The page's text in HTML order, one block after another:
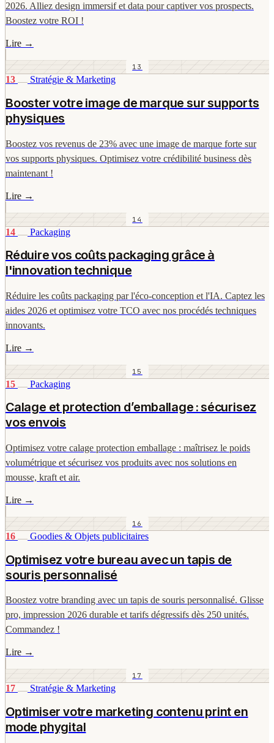
2026. Alliez design immersif et data pour captiver vos prospects.
Boostez votre ROI !
Lire →
13
13 Stratégie & Marketing
Booster votre image de marque sur supports
physiques
Boostez vos revenus de 23% avec une image de marque forte sur
vos supports physiques. Optimisez votre crédibilité business dès
maintenant !
Lire →
14
14 Packaging
Réduire vos coûts packaging grâce à
l'innovation technique
Réduire les coûts packaging par l'éco-conception et l'IA. Captez les
aides 2026 et optimisez votre TCO avec nos procédés techniques
innovants.
Lire →
15
15 Packaging
Calage et protection d’emballage : sécurisez
vos envois
Optimisez votre calage protection emballage : maîtrisez le poids
volumétrique et sécurisez vos produits avec nos solutions en
mousse, kraft et air.
Lire →
16
16 Goodies & Objets publicitaires
Optimisez votre bureau avec un tapis de
souris personnalisé
Boostez votre branding avec un tapis de souris personnalisé. Glisse
pro, impression 2026 durable et tarifs dégressifs dès 250 unités.
Commandez !
Lire →
17
17 Stratégie & Marketing
Optimiser votre marketing contenu print en
mode phygital